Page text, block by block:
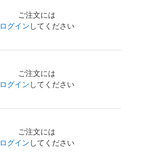
ご注文には
ログイン してください
ご注文には
ログイン してください
ご注文には
ログイン してください